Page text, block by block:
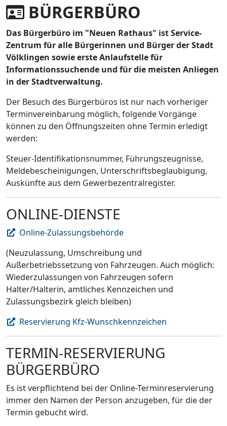
BÜRGERBÜRO
Das Bürgerbüro im "Neuen Rathaus" ist Service-
Zentrum für alle Bürgerinnen und Bürger der Stadt
Völklingen sowie erste Anlaufstelle für
Informationssuchende und für die meisten Anliegen
in der Stadtverwaltung.
Der Besuch des Bürgerbüros ist nur nach vorheriger
Terminvereinbarung möglich, folgende Vorgänge
können zu den Öffnungszeiten ohne Termin erledigt
werden:
Steuer-Identifikationsnummer, Führungszeugnisse,
Meldebescheinigungen, Unterschriftsbeglaubigung,
Auskünfte aus dem Gewerbezentralregister.
ONLINE-DIENSTE
Online-Zulassungsbehörde
(Neuzulassung, Umschreibung und
Außerbetriebssetzung von Fahrzeugen. Auch möglich:
Wiederzulassungen von Fahrzeugen sofern
Halter/Halterin, amtliches Kennzeichen und
Zulassungsbezirk gleich bleiben)
Reservierung Kfz-Wunschkennzeichen
TERMIN-RESERVIERUNG
BÜRGERBÜRO
Es ist verpflichtend bei der Online-Terminreservierung
immer den Namen der Person anzugeben, für die der
Termin gebucht wird.